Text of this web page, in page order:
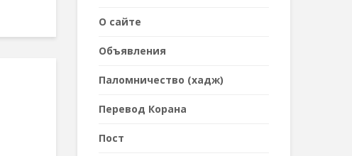
О сайте
Объявления
Паломничество (хадж)
Перевод Корана
Пост